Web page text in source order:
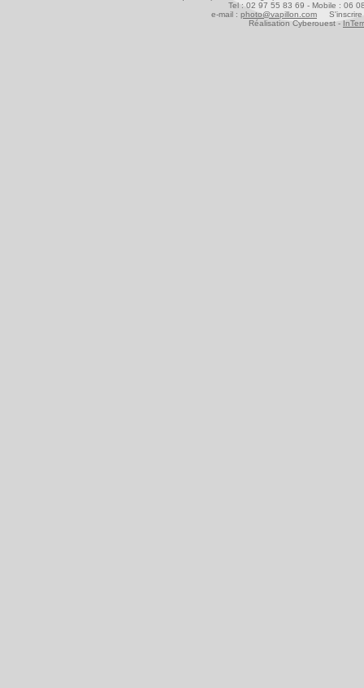
Tel : 02 97 55 83 69 - Mobile : 06
e-mail : photo@vapillon.com S'inscrire
Réalisation Cyberouest -